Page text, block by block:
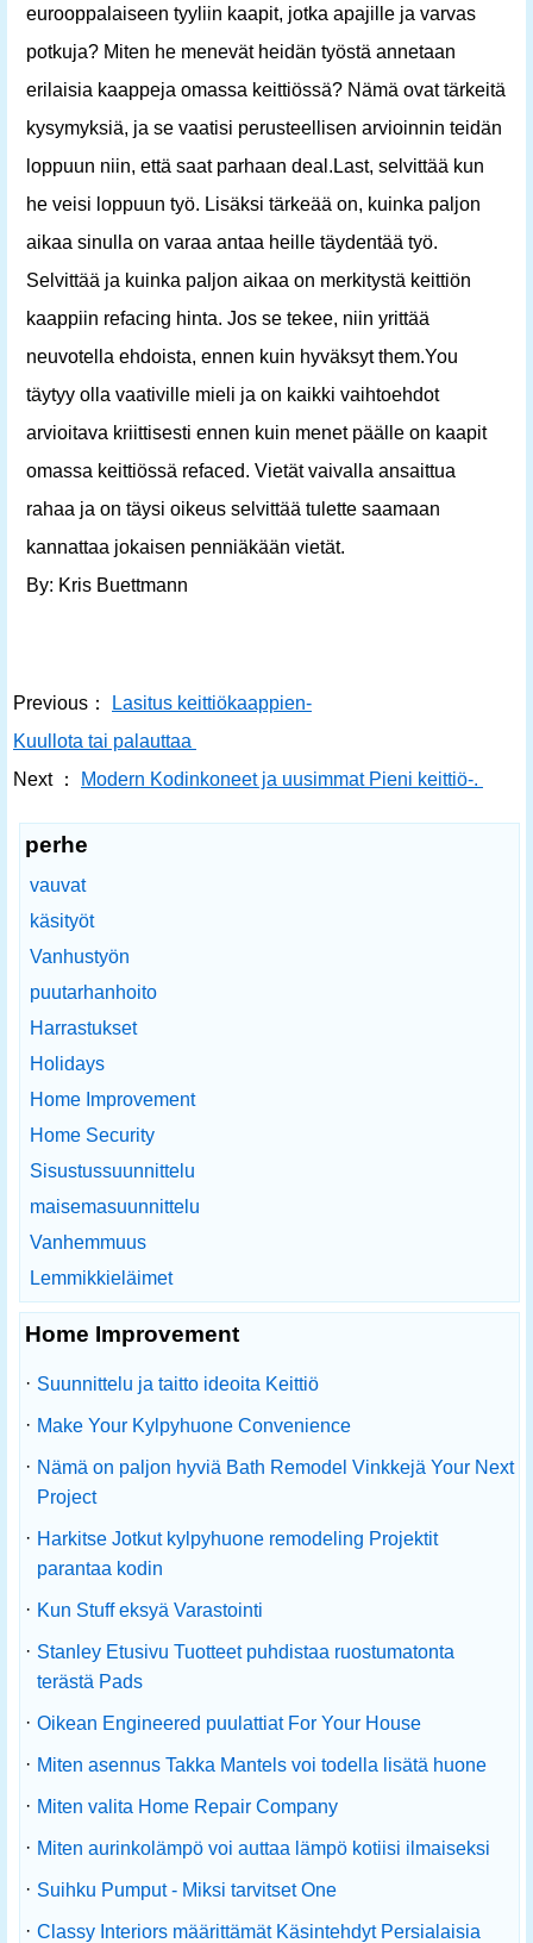
eurooppalaiseen tyyliin kaapit, jotka apajille ja varvas
potkuja? Miten he menevät heidän työstä annetaan
erilaisia ​​kaappeja omassa keittiössä? Nämä ovat tärkeitä
kysymyksiä, ja se vaatisi perusteellisen arvioinnin teidän
loppuun niin, että saat parhaan deal.Last, selvittää kun
he veisi loppuun työ. Lisäksi tärkeää on, kuinka paljon
aikaa sinulla on varaa antaa heille täydentää työ.
Selvittää ja kuinka paljon aikaa on merkitystä keittiön
kaappiin refacing hinta. Jos se tekee, niin yrittää
neuvotella ehdoista, ennen kuin hyväksyt them.You
täytyy olla vaativille mieli ja on kaikki vaihtoehdot
arvioitava kriittisesti ennen kuin menet päälle on kaapit
omassa keittiössä refaced. Vietät vaivalla ansaittua
rahaa ja on täysi oikeus selvittää tulette saamaan
kannattaa jokaisen penniäkään vietät.
By: Kris Buettmann
Previous：
Lasitus keittiökaappien-
Kuullota tai palauttaa
Next ：
Modern Kodinkoneet ja uusimmat Pieni keittiö-.
perhe
vauvat
käsityöt
Vanhustyön
puutarhanhoito
Harrastukset
Holidays
Home Improvement
Home Security
Sisustussuunnittelu
maisemasuunnittelu
Vanhemmuus
Lemmikkieläimet
Home Improvement
· Suunnittelu ja taitto ideoita Keittiö
· Make Your Kylpyhuone Convenience
· Nämä on paljon hyviä Bath Remodel Vinkkejä Your Next
Project
· Harkitse Jotkut kylpyhuone remodeling Projektit
parantaa kodin
· Kun Stuff eksyä Varastointi
· Stanley Etusivu Tuotteet puhdistaa ruostumatonta
terästä Pads
· Oikean Engineered puulattiat For Your House
· Miten asennus Takka Mantels voi todella lisätä huone
· Miten valita Home Repair Company
· Miten aurinkolämpö voi auttaa lämpö kotiisi ilmaiseksi
· Suihku Pumput - Miksi tarvitset One
· Classy Interiors määrittämät Käsintehdyt Persialaisia ​​